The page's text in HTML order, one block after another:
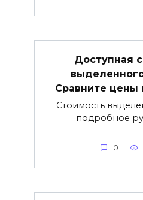
Доступная
Сравните цены
Стоимость
подробное
0